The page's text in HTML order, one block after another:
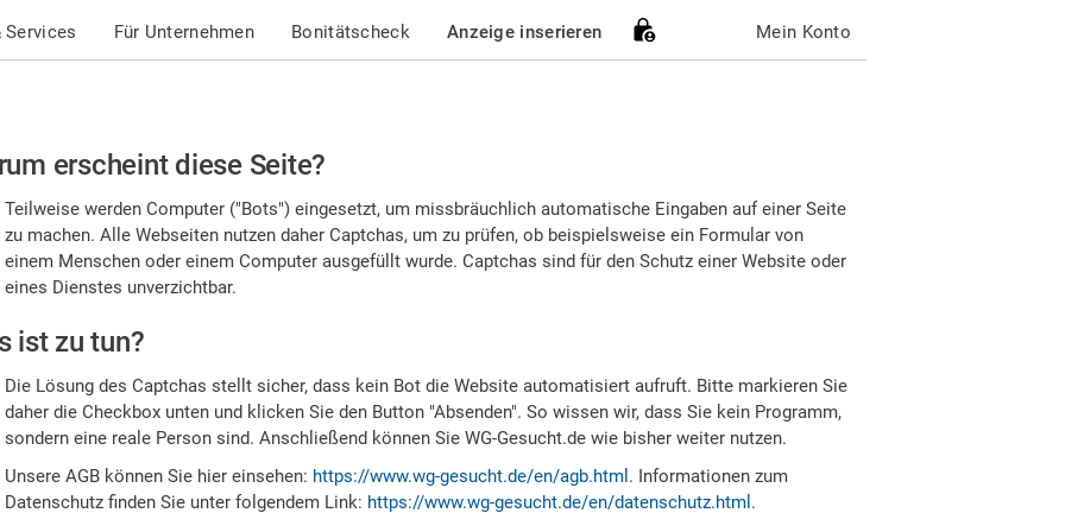
Services Für Unternehmen Bonitätscheck Anzeige inserieren Mein Konto
erscheint diese Seite?
Teilweise werden Computer ("Bots") eingesetzt, um missbräuchlich automatische Eingaben auf einer Seite
zu machen. Alle Webseiten nutzen daher Captchas, um zu prüfen, ob beispielsweise ein Formular von
einem Menschen oder einem Computer ausgefüllt wurde. Captchas sind für den Schutz einer Website oder
eines Dienstes unverzichtbar.
ist zu tun?
Die Lösung des Captchas stellt sicher, dass kein Bot die Website automatisiert aufruft. Bitte markieren Sie
daher die Checkbox unten und klicken Sie den Button "Absenden". So wissen wir, dass Sie kein Programm,
sondern eine reale Person sind. Anschließend können Sie WG-Gesucht.de wie bisher weiter nutzen.
Unsere AGB können Sie hier einsehen: https://www.wg-gesucht.de/en/agb.html . Informationen zum
Datenschutz finden Sie unter folgendem Link: https://www.wg-gesucht.de/en/datenschutz.html .